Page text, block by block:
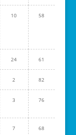
10 58
24 61
2 82
3 76
7 68